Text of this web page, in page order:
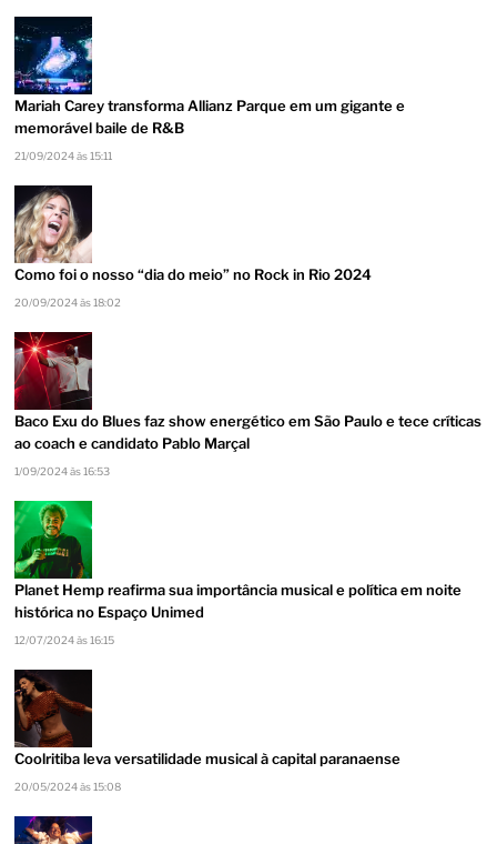
Mariah Carey transforma Allianz Parque em um gigante e
memorável baile de R&B
21/09/2024 às 15:11
Como foi o nosso “dia do meio” no Rock in Rio 2024
20/09/2024 às 18:02
Baco Exu do Blues faz show energético em São Paulo e tece críticas
ao coach e candidato Pablo Marçal
1/09/2024 às 16:53
Planet Hemp reafirma sua importância musical e política em noite
histórica no Espaço Unimed
12/07/2024 às 16:15
Coolritiba leva versatilidade musical à capital paranaense
20/05/2024 às 15:08